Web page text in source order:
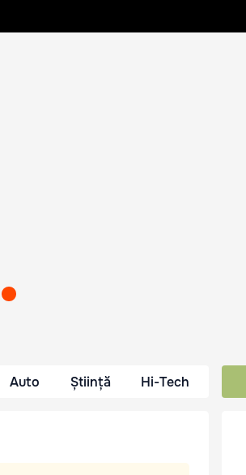
Auto Știință Hi-Tech